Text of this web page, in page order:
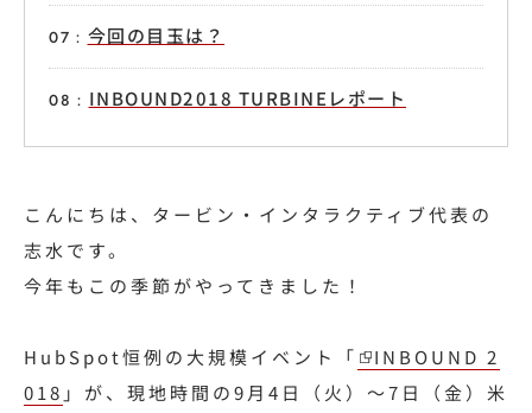
今回の目玉は？
INBOUND2018 TURBINEレポート
こんにちは、タービン・インタラクティブ代表の
志水です。
今年もこの季節がやってきました！
HubSpot恒例の大規模イベント「
INBOUND 2
018 」が、現地時間の9月4日（火）〜7日（金）米